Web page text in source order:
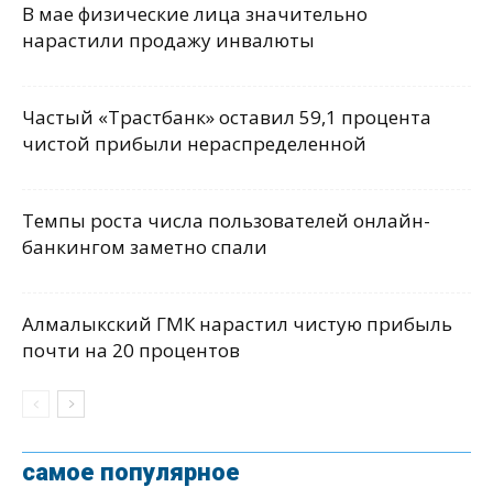
В мае физические лица значительно
нарастили продажу инвалюты
Частый «Трастбанк» оставил 59,1 процента
чистой прибыли нераспределенной
Темпы роста числа пользователей онлайн-
банкингом заметно спали
Алмалыкский ГМК нарастил чистую прибыль
почти на 20 процентов
самое популярное